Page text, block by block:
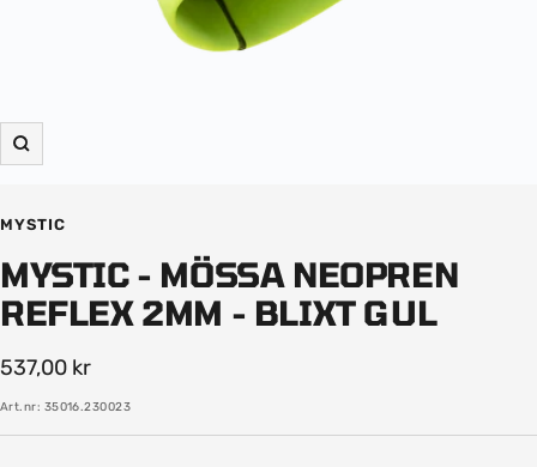
Zooma
MYSTIC
MYSTIC - MÖSSA NEOPREN
REFLEX 2MM - BLIXT GUL
Rea-
pris
537,00 kr
Art.nr: 35016.230023